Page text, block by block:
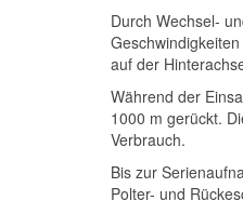
Durch Wechsel-
auf der
Während der
1000 m gerückt.
Verbrauch.
Bis zur
Polter- und